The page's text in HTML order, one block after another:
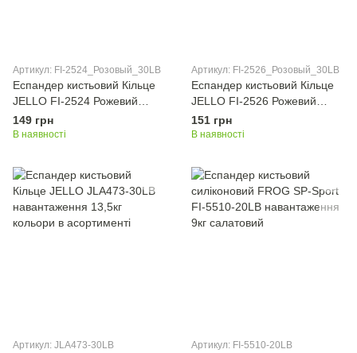
Артикул: FI-2524_Розовый_30LB
Еспандер кистьовий Кільце
JELLO FI-2524 Рожевий
30LB навантаження 14-35кг
149 грн
В наявності
Артикул: FI-2526_Розовый_30LB
Еспандер кистьовий Кільце
JELLO FI-2526 Рожевий
30LB навантаження 13,5-
27кг
151 грн
В наявності
Артикул: JLA473-30LB Артикул: FI-5510-20LB